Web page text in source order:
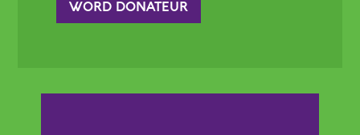
WORD DONATEUR